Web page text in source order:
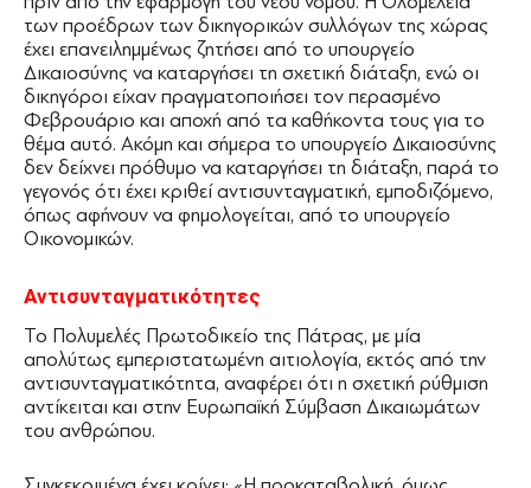
των προέδρων των δικηγορικών συλλόγων της χώρας
έχει επανειλημμένως ζητήσει από το υπουργείο
Δικαιοσύνης να καταργήσει τη σχετική διάταξη, ενώ οι
δικηγόροι είχαν πραγματοποιήσει τον περασμένο
Φεβρουάριο και αποχή από τα καθήκοντα τους για το
θέμα αυτό. Ακόμη και σήμερα το υπουργείο Δικαιοσύνης
δεν δείχνει πρόθυμο να καταργήσει τη διάταξη, παρά το
γεγονός ότι έχει κριθεί αντισυνταγματική, εμποδιζόμενο,
όπως αφήνουν να φημολογείται, από το υπουργείο
Οικονομικών.
Αντισυνταγματικότητες
Το Πολυμελές Πρωτοδικείο της Πάτρας, με μία
απολύτως εμπεριστατωμένη αιτιολογία, εκτός από την
αντισυνταγματικότητα, αναφέρει ότι η σχετική ρύθμιση
αντίκειται και στην Ευρωπαϊκή Σύμβαση Δικαιωμάτων
του ανθρώπου.